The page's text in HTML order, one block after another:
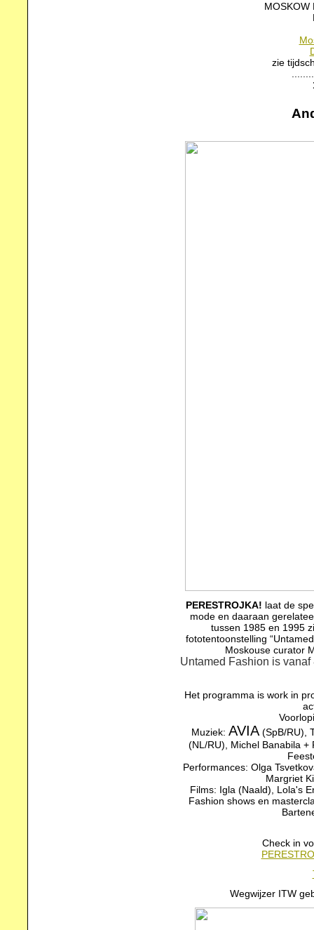
MOSKOW
zie
PERESTROJKA! laat de
mode en daaraan
tussen 1985 en 1995
fototentoonstelling
Moskouse curator
Untamed Fashion is vanaf
Het programma is work in
Muziek: AVIA(SpB/RU),
(NL/RU), Michel Banabila +
Performances: Olga
Margriet
Films: Igla (Naald), Lola's
Fashion shows en
Check in
Wegwijzer ITW